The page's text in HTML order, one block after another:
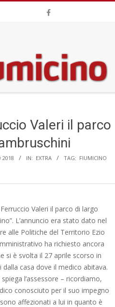
Valeri il parco
2018 IN: EXTRA TAG: FIUMICINO
Valeri il parco di largo
L’annuncio era stato dato nel
alle Politiche del Territorio Ezio
ha richiesto ancora
si è svolta il 27 aprile scorso in
dalla casa dove il medico abitava.
l’assessore – ricordiamo,
conosciuto per il suo impegno
affezionati a lui in quanto è